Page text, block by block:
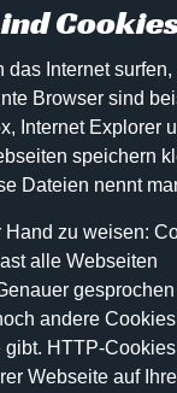
das Internet
Browser sind
Internet Explorer
speichern
Dateien nennt
Hand zu weisen:
alle Webseiten
andere
HTTP-
Webseite auf